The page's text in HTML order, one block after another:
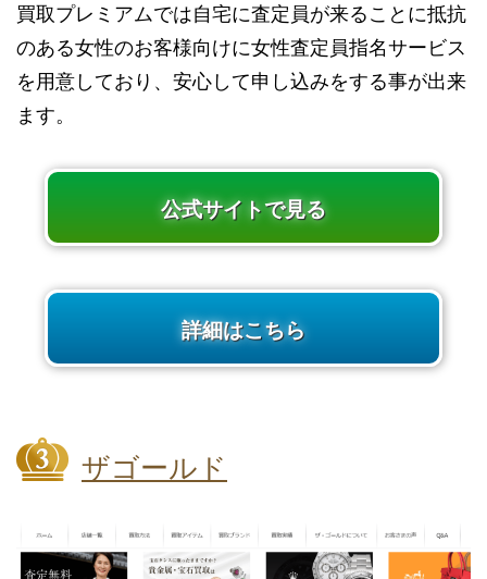
買取プレミアムでは自宅に査定員が来ることに抵抗
のある女性のお客様向けに女性査定員指名サービス
を用意しており、安心して申し込みをする事が出来
ます。
公式サイトで見る
詳細はこちら
ザゴールド